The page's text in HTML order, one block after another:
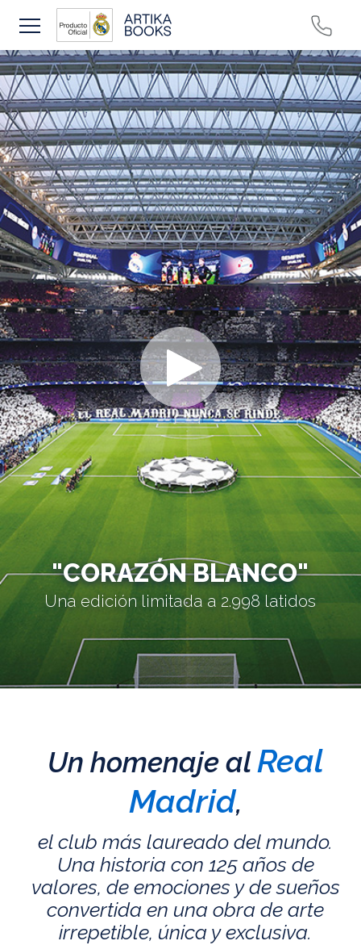
"CORAZÓN BLANCO"
Una edición limitada a 2.998 latidos
Un homenaje alReal
Madrid,
el club más laureado del mundo.
Una historia con 125 años de
valores, de emociones y de sueños
convertida en una obra de arte
irrepetible, única y exclusiva.